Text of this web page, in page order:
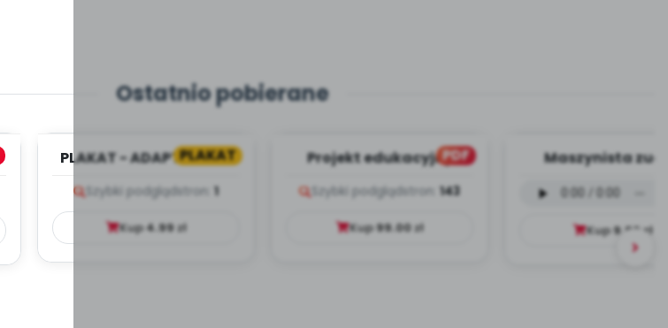
Ostatnio pobierane
PLAKAT
PLAKAT - ADAPTACJA -
Szybki podgląd stron: 1
Kup4.99zł
PDF
Projekt edukacyjny
Szybki podgląd stron: 143
Kup99.00zł
Maszynista
mp3)
Kup9.99 zł